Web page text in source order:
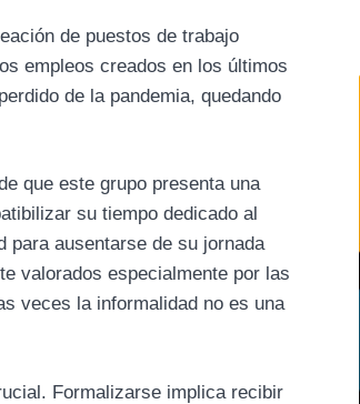
de puestos de trabajo
empleos creados en los últimos
de la pandemia, quedando
que este grupo presenta una
su tiempo dedicado al
para ausentarse de su jornada
valorados especialmente por las
veces la informalidad no es una
Formalizarse implica recibir